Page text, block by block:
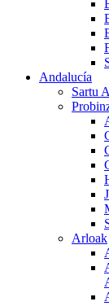
Andalucía
Sartu
Arloak